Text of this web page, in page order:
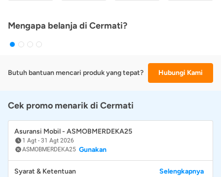
Mengapa belanja di Cermati?
Butuh bantuan mencari produk yang tepat? Hubungi Kami
Cek promo menarik di Cermati
Asuransi Mobil - ASMOBMERDEKA25
1 Agt - 31 Agt 2026
ASMOBMERDEKA25 Gunakan
Syarat & Ketentuan Selengkapnya